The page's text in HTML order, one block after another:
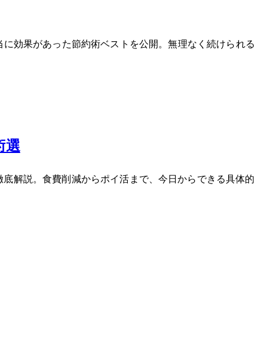
効果があった節約術ベスト5を公開。無理なく続けられる
選
底解説。食費削減からポイ活まで、今日からできる具体的